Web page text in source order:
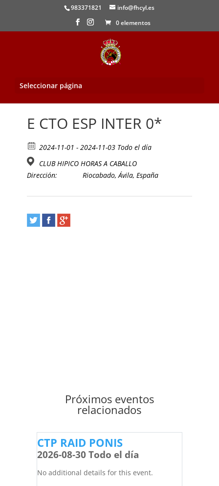
983371821
info@fhcyl.es
0 elementos
Seleccionar página
E CTO ESP INTER 0*
2024-11-01 - 2024-11-03 Todo el día
CLUB HIPICO HORAS A CABALLO
Dirección:
Riocabado, Ávila, España
Próximos eventos
relacionados
CTP RAID PONIS
2026-08-30 Todo el día
No additional details for this event.